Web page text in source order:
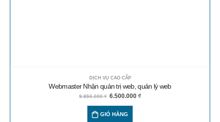
DỊCH VỤ CAO CẤP
Webmaster Nhận quản trị web, quản lý web
9.850.000₫ 6.500.000 ₫
GIỎ HÀNG